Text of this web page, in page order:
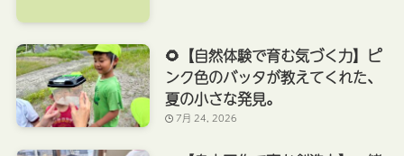
🌻【自然体験で育む気づく力】ピ
ンク色のバッタが教えてくれた、
夏の小さな発見。
7月 24, 2026